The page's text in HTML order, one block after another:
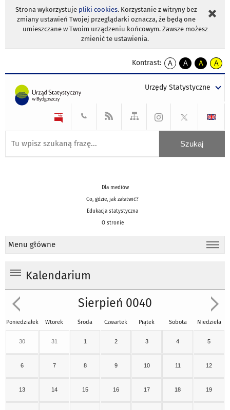
Strona wykorzystuje pliki cookies. Korzystanie z witryny bez
zmiany ustawień Twojej przeglądarki oznacza, że będą one
umieszczane w Twoim urządzeniu końcowym. Zawsze możesz
zmienić te ustawienia.
Kontrast:
A
kontrast
A
kontrast
tekst
czarnym
A
kontrast
tekst
czarnym
A
tekst
żółtym
Urzędy Statystyczne
Dla mediów
Co, gdzie, jak załatwić?
Edukacja statystyczna
O stronie
Menu główne
Kalendarium
Sierpień 0040
Poniedziałek Wtorek Środa Czwartek Piątek Sobota Niedziela
30 31 1 2 3 4 5
6 7 8 9 10 11 12
13 14 15 16 17 18 19